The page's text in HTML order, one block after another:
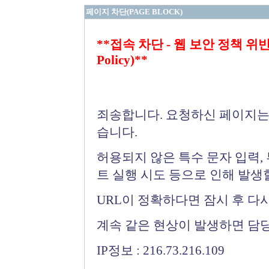
페이지 차단(PAGE BLOCK)
**접속 차단 - 웹 보안 정책 위
Policy)**
죄송합니다. 요청하신 페이지
습니다.
허용되지 않은 특수 문자 입력
트 실행 시도 등으로 인해 발생
URL이 정확하다면 잠시 후 다
계속 같은 현상이 발생하면 담
IP정보 : 216.73.216.109